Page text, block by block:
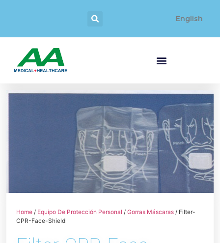
English
Home / Equipo De Protección Personal /Gorras Máscaras / Filter-
CPR-Face-Shield